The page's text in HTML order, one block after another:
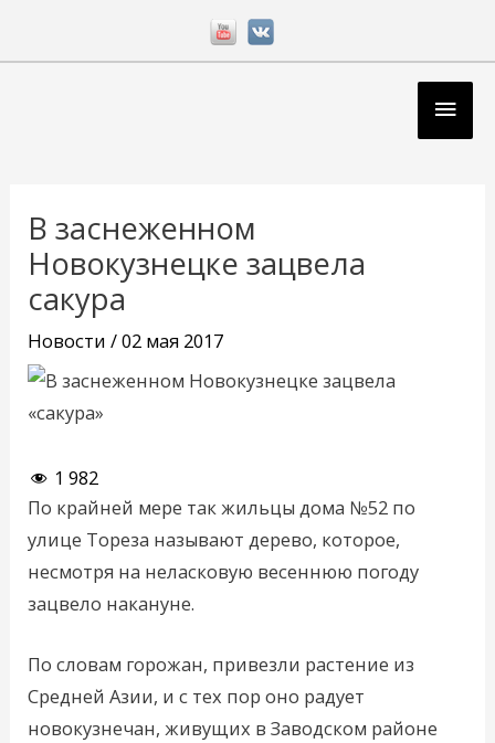
В заснеженном
Новокузнецке зацвела
сакура
Новости /02 мая 2017
1 982
По крайней мере так жильцы дома №52 по
улице Тореза называют дерево, которое,
несмотря на неласковую весеннюю погоду
зацвело накануне.
По словам горожан, привезли растение из
Средней Азии, и с тех пор оно радует
новокузнечан, живущих в Заводском районе
записям